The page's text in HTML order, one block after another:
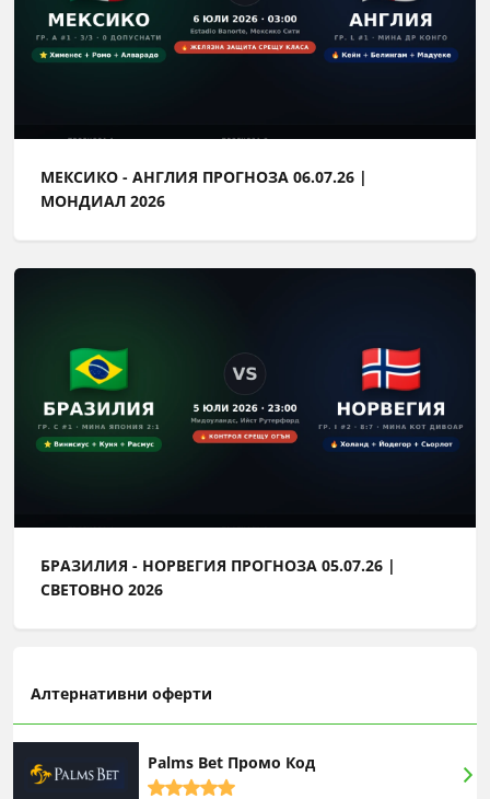
МЕКСИКО - АНГЛИЯ ПРОГНОЗА 06.07.26 |
МОНДИАЛ 2026
БРАЗИЛИЯ - НОРВЕГИЯ ПРОГНОЗА 05.07.26 |
СВЕТОВНО 2026
Алтернативни оферти
Palms Bet Промо Код
5,0